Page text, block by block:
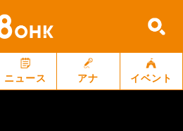
ニュース アナ イベント